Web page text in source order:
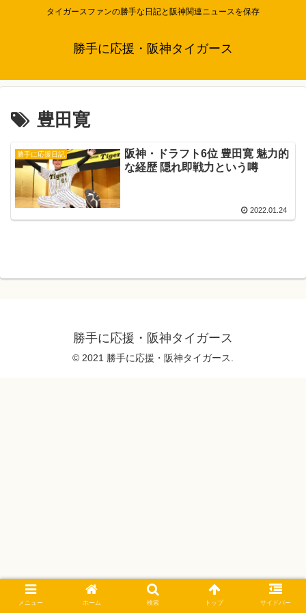
タイガースファンの勝手な日記と阪神関連ニュースを保存
勝手に応援・阪神タイガース
豊田寛
勝手に応援日記
阪神・ドラフト6位 豊田寛 魅力的
な経歴 隠れ即戦力という噂
2022.01.24
勝手に応援・阪神タイガース
© 2021 勝手に応援・阪神タイガース.
メニュー ホーム 検索 トップ サイドバー